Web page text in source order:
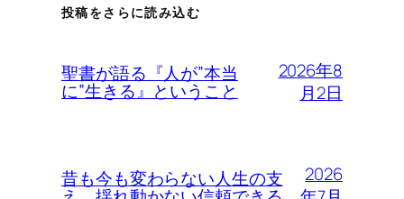
投稿をさらに読み込む
聖書が語る『人が”本当
に”生きる』ということ
2026年8
月2日
昔も今も変わらない人生の支
2026